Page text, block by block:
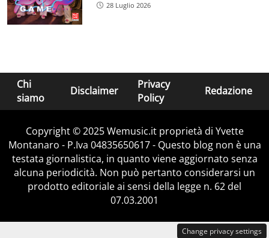
28 Luglio 2026
Chi
siamo
Disclaimer
Privacy
Policy
Redazione
Copyright © 2025 Wemusic.it proprietà di Yvette
Montanaro - P.Iva 04835650617 - Questo blog non è una
testata giornalistica, in quanto viene aggiornato senza
alcuna periodicità. Non può pertanto considerarsi un
prodotto editoriale ai sensi della legge n. 62 del
07.03.2001
Change privacy settings